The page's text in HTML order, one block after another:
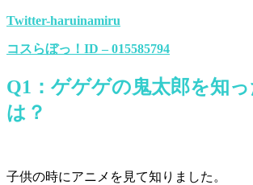
Twitter-haruinamiru
コスらぼっ！ID – 015585794
Q1：ゲゲゲの鬼太郎を知
は？
子供の時にアニメを見て知りました。